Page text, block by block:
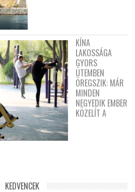
KÍNA
LAKOSSÁGA
GYORS
ÜTEMBEN
ÖREGSZIK: MÁR
MINDEN
NEGYEDIK EMBER
KÖZELÍT A
KEDVENCEK